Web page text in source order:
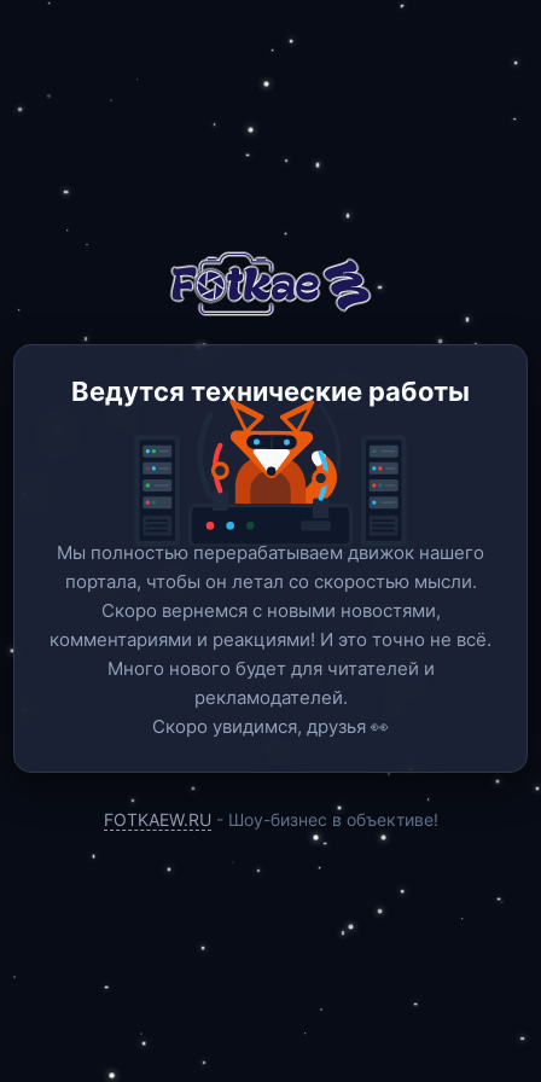
Ведутся технические работы
Мы полностью перерабатываем движок нашего
портала, чтобы он летал со скоростью мысли.
Скоро вернемся c новыми новостями,
комментариями и реакциями! И это точно не всё.
Много нового будет для читателей и
рекламодателей.
Скоро увидимся, друзья 👀
FOTKAEW.RU - Шоу-бизнес в объективе!